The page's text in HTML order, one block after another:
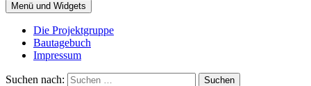
Menü und Widgets
Die Projektgruppe
Bautagebuch
Impressum
Suchen nach: